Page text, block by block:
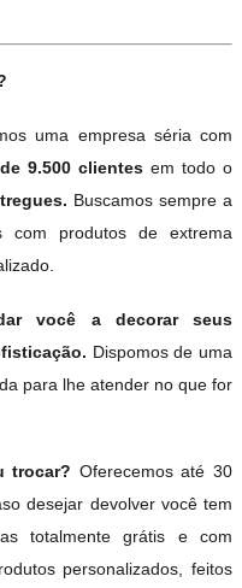
uma empresa séria com
9.500 clientesem todo o
Buscamos sempre a
com produtos de extrema
você a decorar seus
Dispomos de uma
para lhe atender no que for
trocar? Oferecemos até 30
desejar devolver você tem
totalmente grátis e com
personalizados, feitos